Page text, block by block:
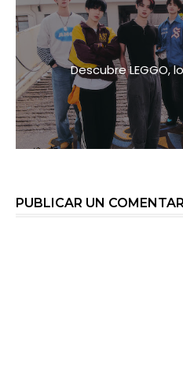
Descubre LEGGO,
PUBLICAR UN